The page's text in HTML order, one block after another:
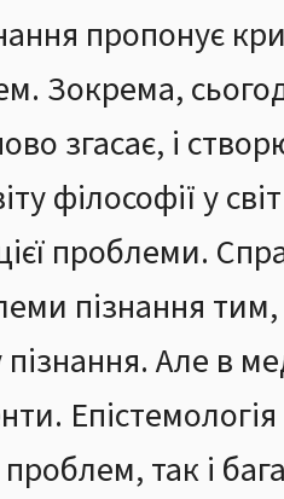
пропонує
Зокрема,
згасає, і
філософії у
проблеми.
пізнання
Але в
Епістемологія
так і